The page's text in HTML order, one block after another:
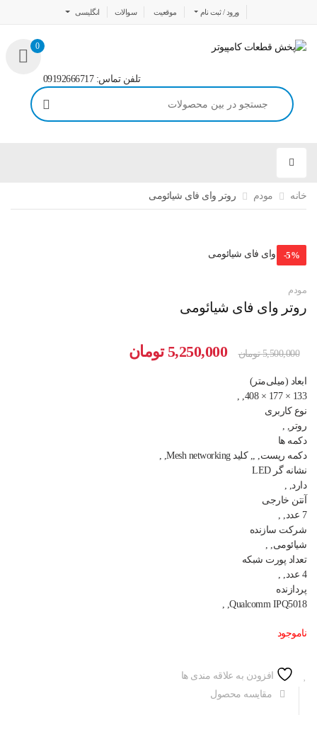
ورود / ثبت نام موقعیت سوالات انگلیسی
تلفن تماس: 09192666717
0
خانه مودم روتر وای فای شیائومی
-5%
مودم
روتر وای فای شیائومی
5,500,000 تومان
قیمت
5,250,000 تومان
ابعاد (میلی‌متر)
133 × 177 × 408, ,
نوع کاربری
روتر, ,
دکمه ها
دکمه ریست, ,, کلید Mesh networking, ,
نشانه گر LED
دارد, ,
آنتن خارجی
7 عدد, ,
شرکت سازنده
شیائومی, ,
تعداد پورت شبکه
4 عدد, ,
پردازنده
Qualcomm IPQ5018, ,
ناموجود
افزودن به علاقه مندی ها
مقایسه محصول